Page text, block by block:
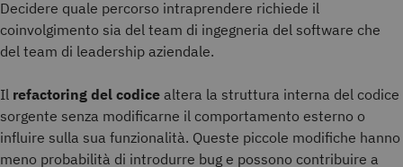
Decidere quale percorso intraprendere richiede il
coinvolgimento sia del team di ingegneria del software che
del team di leadership aziendale.
Il refactoring del codice altera la struttura interna del codice
sorgente senza modificarne il comportamento esterno o
influire sulla sua funzionalità. Queste piccole modifiche hanno
meno probabilità di introdurre bug e possono contribuire a